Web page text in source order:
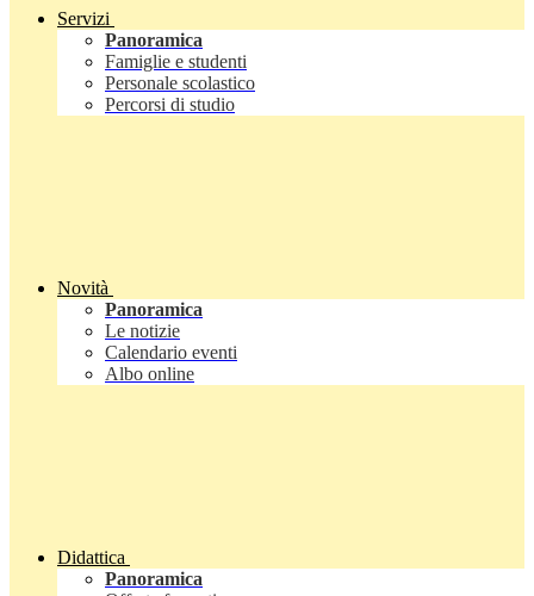
Servizi
Panoramica
Famiglie e studenti
Personale scolastico
Percorsi di studio
Novità
Panoramica
Le notizie
Calendario eventi
Albo online
Didattica
Panoramica